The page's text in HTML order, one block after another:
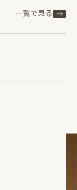
一覧で見る